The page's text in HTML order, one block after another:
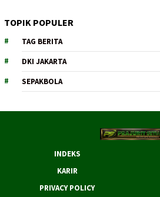
TOPIK POPULER
TAG BERITA
DKI JAKARTA
SEPAKBOLA
INDEKS
KARIR
PRIVACY POLICY